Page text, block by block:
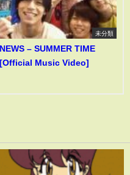
未分類
NEWS – SUMMER TIME
[Official Music Video]